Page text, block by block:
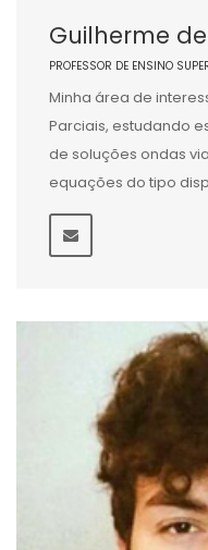
Guilherme
PROFESSOR DE ENSINO
Minha área de
Parciais, estudando
de soluções ondas
equações do tipo